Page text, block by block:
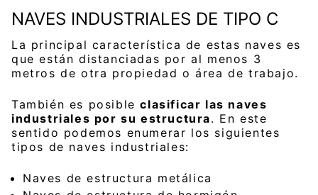
NAVES INDUSTRIALES DE TIPO C
La principal característica de estas naves es
que están distanciadas por al menos 3
metros de otra propiedad o área de trabajo.
También es posible clasificar las naves
industriales por su estructura. En este
sentido podemos enumerar los siguientes
tipos de naves industriales:
Naves de estructura metálica